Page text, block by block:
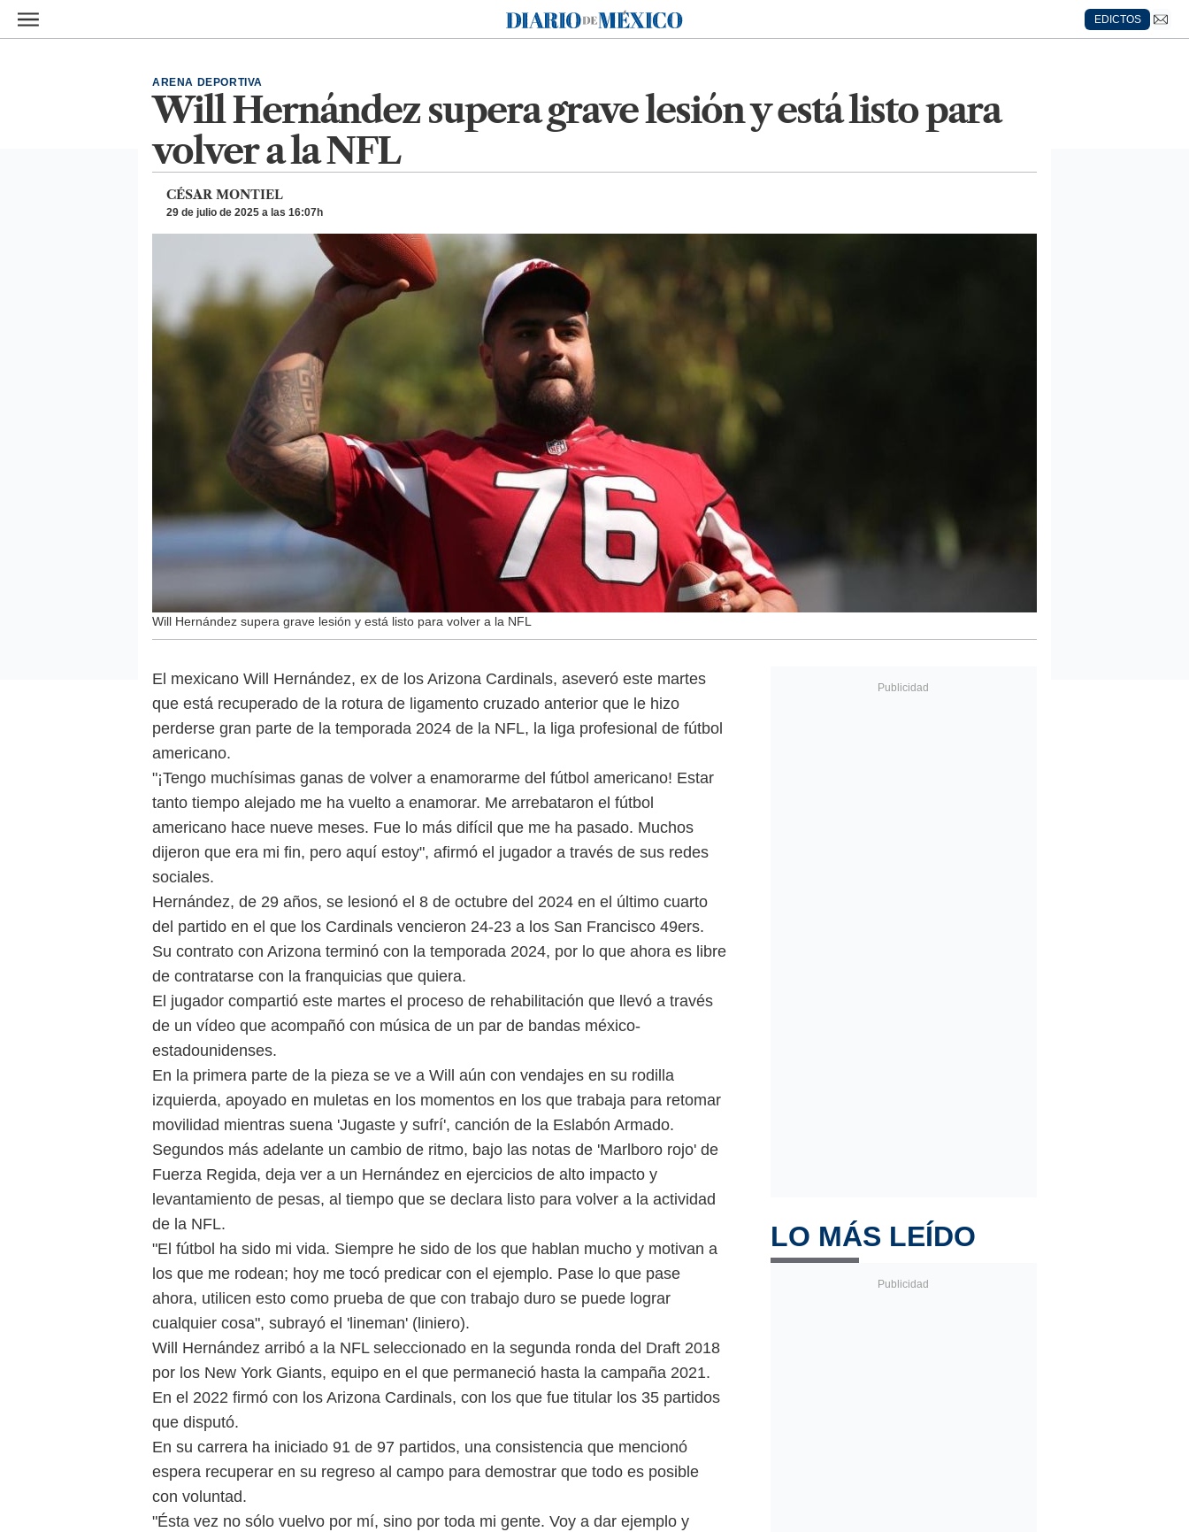
Ir al contenido principal
Diario de México
EDICTOS
Will Hernández supera grave lesión y está listo para
volver a la NFL
ARENA DEPORTIVA
CÉSAR MONTIEL
29 de julio de 2025 a las 16:07h
Will Hernández supera grave lesión y está listo para volver a la NFL
El mexicano Will Hernández, ex de los Arizona Cardinals, aseveró este martes
que está recuperado de la rotura de ligamento cruzado anterior que le hizo
perderse gran parte de la temporada 2024 de la NFL, la liga profesional de fútbol
americano.
"¡Tengo muchísimas ganas de volver a enamorarme del fútbol americano! Estar
tanto tiempo alejado me ha vuelto a enamorar. Me arrebataron el fútbol
americano hace nueve meses. Fue lo más difícil que me ha pasado. Muchos
dijeron que era mi fin, pero aquí estoy", afirmó el jugador a través de sus redes
sociales.
Hernández, de 29 años, se lesionó el 8 de octubre del 2024 en el último cuarto
del partido en el que los Cardinals vencieron 24-23 a los San Francisco 49ers.
Su contrato con Arizona terminó con la temporada 2024, por lo que ahora es libre
de contratarse con la franquicias que quiera.
El jugador compartió este martes el proceso de rehabilitación que llevó a través
de un vídeo que acompañó con música de un par de bandas méxico-
estadounidenses.
En la primera parte de la pieza se ve a Will aún con vendajes en su rodilla
izquierda, apoyado en muletas en los momentos en los que trabaja para retomar
movilidad mientras suena 'Jugaste y sufrí', canción de la Eslabón Armado.
Segundos más adelante un cambio de ritmo, bajo las notas de 'Marlboro rojo' de
Fuerza Regida, deja ver a un Hernández en ejercicios de alto impacto y
levantamiento de pesas, al tiempo que se declara listo para volver a la actividad
de la NFL.
"El fútbol ha sido mi vida. Siempre he sido de los que hablan mucho y motivan a
los que me rodean; hoy me tocó predicar con el ejemplo. Pase lo que pase
ahora, utilicen esto como prueba de que con trabajo duro se puede lograr
cualquier cosa", subrayó el 'lineman' (liniero).
Will Hernández arribó a la NFL seleccionado en la segunda ronda del Draft 2018
por los New York Giants, equipo en el que permaneció hasta la campaña 2021.
En el 2022 firmó con los Arizona Cardinals, con los que fue titular los 35 partidos
que disputó.
En su carrera ha iniciado 91 de 97 partidos, una consistencia que mencionó
espera recuperar en su regreso al campo para demostrar que todo es posible
con voluntad.
"Ésta vez no sólo vuelvo por mí, sino por toda mi gente. Voy a dar ejemplo y
LO MÁS LEÍDO